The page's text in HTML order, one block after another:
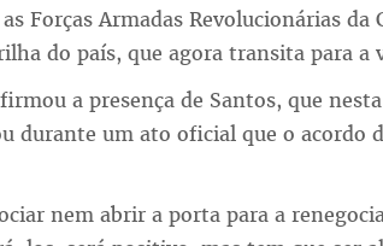
Forças Armadas Revolucionárias
do país, que agora transita para a
a presença de Santos, que
durante um ato oficial que o acordo
nem abrir a porta para a